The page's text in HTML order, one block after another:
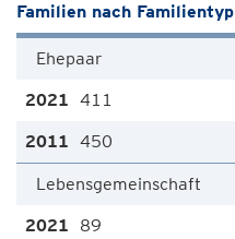
Familien nach Familientyp
Ehepaar
411
450
Lebensgemeinschaft
89